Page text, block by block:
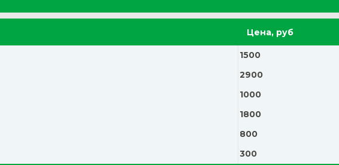
Цена, руб
1500
2900
1000
1800
800
300